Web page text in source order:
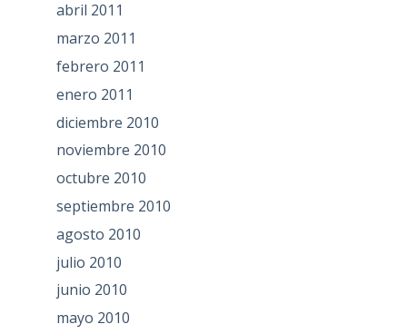
abril 2011
marzo 2011
febrero 2011
enero 2011
diciembre 2010
noviembre 2010
octubre 2010
septiembre 2010
agosto 2010
julio 2010
junio 2010
mayo 2010